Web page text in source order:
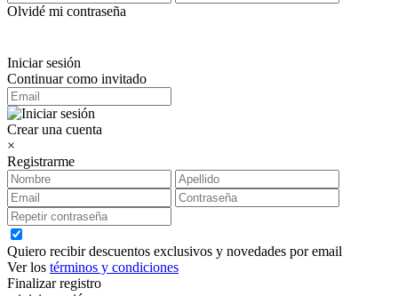
Olvidé mi contraseña
Iniciar sesión
Continuar como invitado
Crear una cuenta
×
Registrarme
Quiero recibir descuentos exclusivos y novedades por email
Ver los términos y condiciones
Finalizar registro